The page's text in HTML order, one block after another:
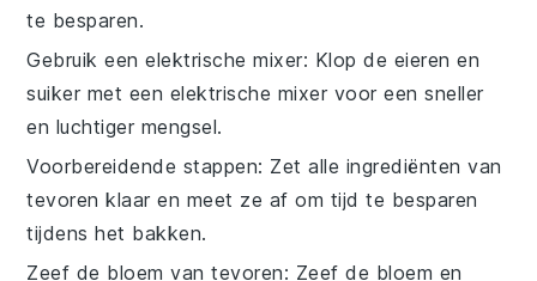
te besparen.
Gebruik een elektrische mixer: Klop de eieren en
suiker met een elektrische mixer voor een sneller
en luchtiger mengsel.
Voorbereidende stappen: Zet alle ingrediënten van
tevoren klaar en meet ze af om tijd te besparen
tijdens het bakken.
Zeef de bloem van tevoren: Zeef de bloem en